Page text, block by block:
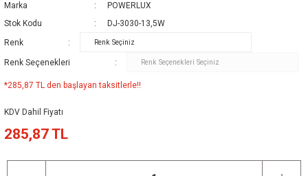
Marka
POWERLUX
Stok Kodu
DJ-3030-13,5W
Renk
Renk Seçenekleri
*285,87 TL den başlayan taksitlerle!!
KDV Dahil Fiyatı
285,87 TL